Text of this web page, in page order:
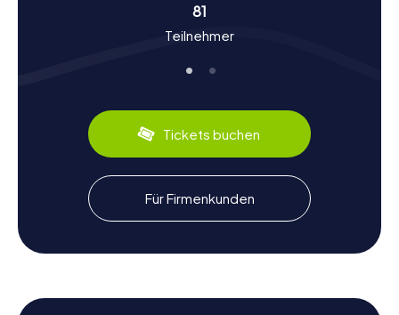
lange und interessante Geschichte, die bis ins Mittelalter
zurückreicht. Ursprünglich als eine kleine Siedlung
zu einem wichtigen kulturellen und wirtschaftlichen
Zărnești einst ein bedeutender Ort für die
Holzverarbeitung war? Heute ist die Stadt vor allem für
ihre Nähe zum Piatra Craiului Nationalpark bekannt, einem
Paradies für Naturliebhaber. Während eurer Schnitzeljagd
könnt ihr auch die kulinarischen Spezialitäten der Region
entdecken, wie das traditionelle Mămăligă, ein
Maisgericht, das oft mit Käse und saurer Sahne serviert
wird.
81
Teilnehmer
Tickets buchen
Für Firmenkunden